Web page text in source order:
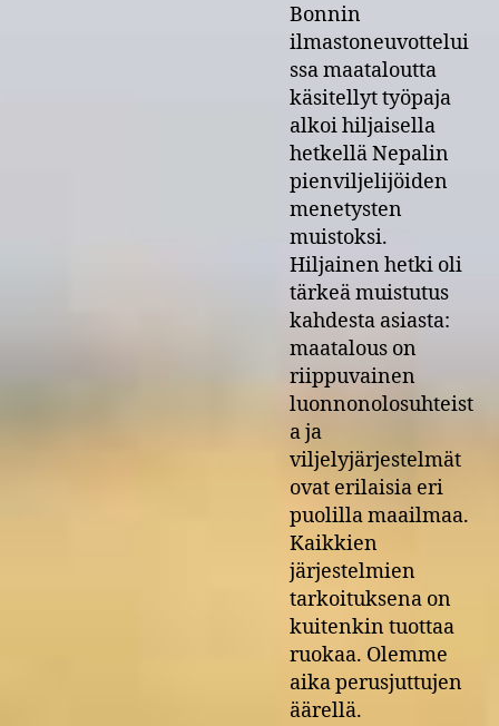
Bonnin
ilmastoneuvottelui
ssa maataloutta
käsitellyt työpaja
alkoi hiljaisella
hetkellä Nepalin
pienviljelijöiden
menetysten
muistoksi.
Hiljainen hetki oli
tärkeä muistutus
kahdesta asiasta:
maatalous on
riippuvainen
luonnonolosuhteist
a ja
viljelyjärjestelmät
ovat erilaisia eri
puolilla maailmaa.
Kaikkien
järjestelmien
tarkoituksena on
kuitenkin tuottaa
ruokaa. Olemme
aika perusjuttujen
äärellä.